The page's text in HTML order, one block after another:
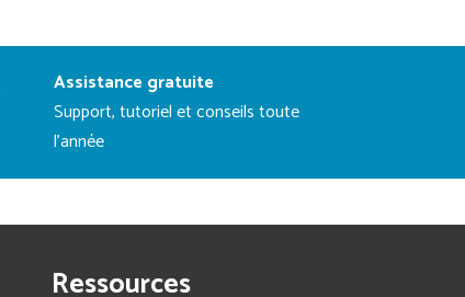
Assistance gratuite
Support, tutoriel et conseils toute
l'année
Ressources